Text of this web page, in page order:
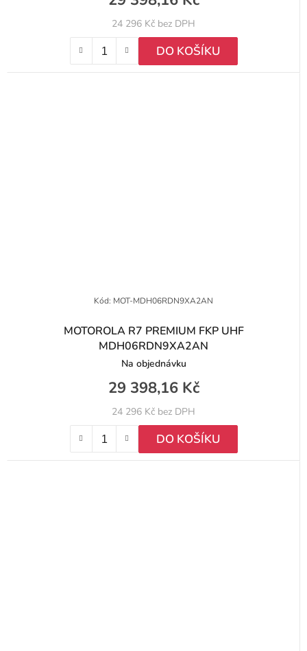
24 296 Kč bez DPH
DO KOŠÍKU
MOTOROLA R7 PREMIUM FKP UHF
MDH06RDN9XA2AN
Na objednávku
24 296 Kč bez DPH
29 398,16 Kč
DO KOŠÍKU
Kód: MOT-MDH06RDN9XA2AN